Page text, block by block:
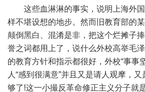
这些血淋淋的事实，说明上海外国
样不堪设想的地步。然而旧教育部的
颠倒黑白、混淆是非，把这个烂摊子
誉之词都用上了，说什么外校高举毛
的教育方针和指示都很好，外校“事事
人“感到很满意”并且又是请人观摩，又
够了!这一小撮反革命修正主义分子就